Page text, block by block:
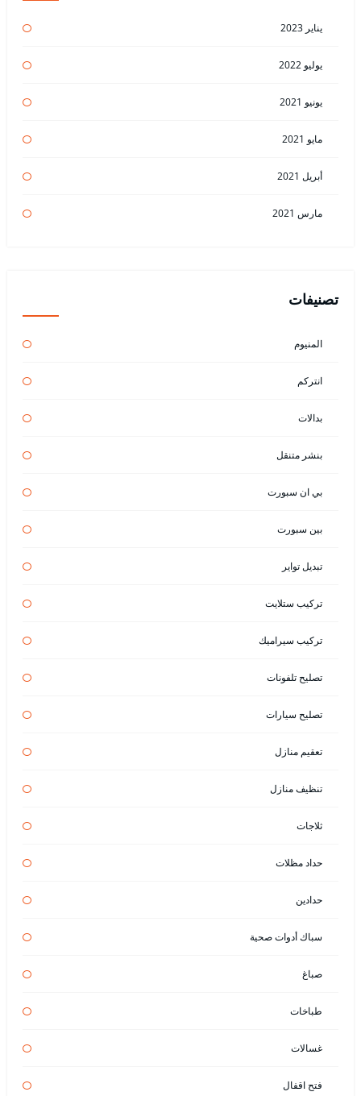
يناير 2023
يوليو 2022
يونيو 2021
مايو 2021
أبريل 2021
مارس 2021
تصنيفات
المنيوم
انتركم
بدالات
بنشر متنقل
بي ان سبورت
بين سبورت
تبديل تواير
تركيب ستلايت
تركيب سيراميك
تصليح تلفونات
تصليح سيارات
تعقيم منازل
تنظيف منازل
ثلاجات
حداد مظلات
حدادين
سباك أدوات صحية
صباغ
طباخات
غسالات
فتح اقفال